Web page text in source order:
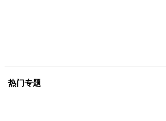
热门专题